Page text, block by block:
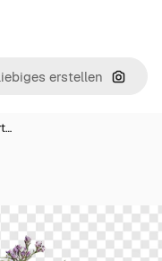
Nach